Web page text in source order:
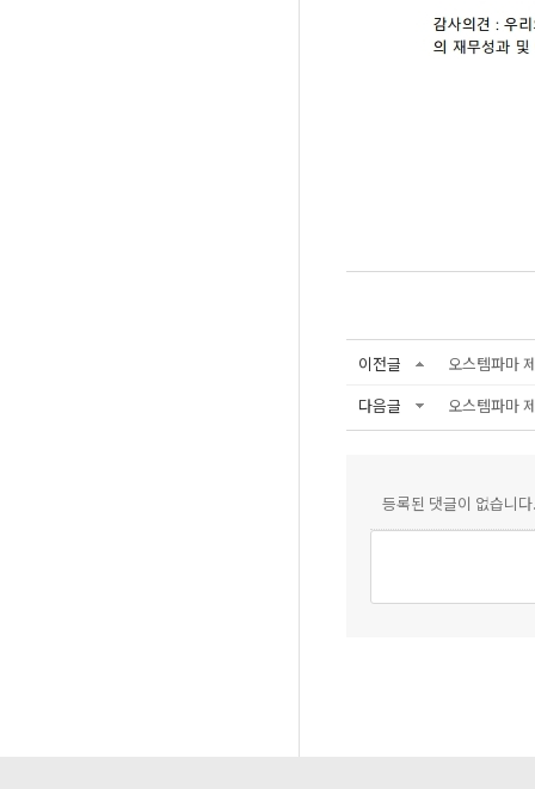
이전글
오스템파마
다음글
오스템파마
등록된 댓글이 없습니